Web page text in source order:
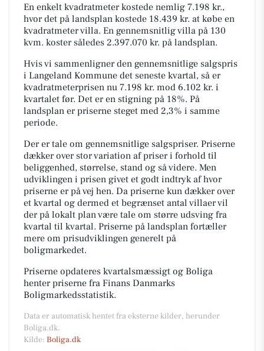
En enkelt kvadratmeter kostede nemlig 7.198 kr.,
hvor det på landsplan kostede 18.439 kr. at købe en
kvadratmeter villa. En gennemsnitlig villa på 130
kvm. koster således 2.397.070 kr. på landsplan.
Hvis vi sammenligner den gennemsnitlige salgspris
i Langeland Kommune det seneste kvartal, så er
kvadratmeterprisen nu 7.198 kr. mod 6.102 kr. i
kvartalet før. Det er en stigning på 18%. På
landsplan er priserne steget med 2,3% i samme
periode.
Der er tale om gennemsnitlige salgspriser. Priserne
dækker over stor variation af priser i forhold til
beliggenhed, størrelse, stand og så videre. Men
udviklingen i prisen givet et godt indtryk af hvor
priserne er på vej hen. Da priserne kun dækker over
et kvartal og dermed et begrænset antal villaer vil
der på lokalt plan være tale om større udsving fra
kvartal til kvartal. Priserne på landsplan fortæller
mere om prisudviklingen generelt på
boligmarkedet.
Priserne opdateres kvartalsmæssigt og Boliga
henter priserne fra Finans Danmarks
Boligmarkedsstatistik.
Data er automatisk hentet fra eksterne kilder, herunder
Boliga.dk.
Kilde: Boliga.dk